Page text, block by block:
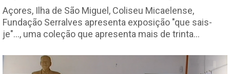
Açores, Ilha de São Miguel, Coliseu Micaelense,
Fundação Serralves apresenta exposição "que sais-
je"..., uma coleção que apresenta mais de trinta…